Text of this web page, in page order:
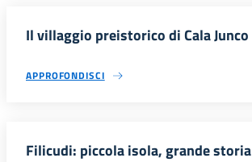
Il villaggio preistorico di Cala Junco
APPROFONDISCI
Filicudi: piccola isola, grande storia